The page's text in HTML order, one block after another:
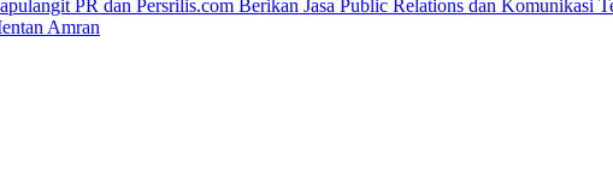
PR dan Persrilis.com Berikan Jasa Public Relations dan Komunikasi
Amran